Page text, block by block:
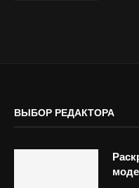
ВЫБОР РЕДАКТОРА